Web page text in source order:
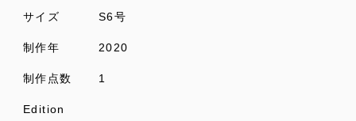
サイズ S6号
制作年 2020
制作点数 1
Edition